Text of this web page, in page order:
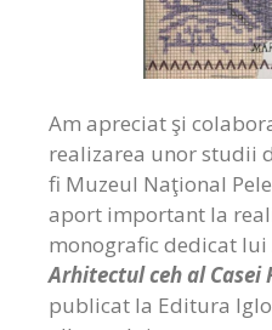
Am apreciat şi
realizarea unor studii
fi Muzeul Naţional
aport important la
monografic dedicat lui
Arhitectul ceh al Casei
publicat la Editura